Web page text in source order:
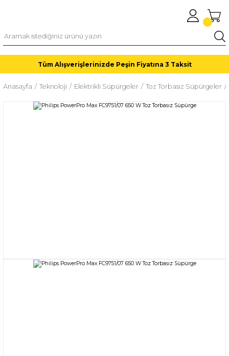
Tüm Alışverişlerinizde Peşin Fiyatına 3 Taksit
Anasayfa Teknoloji Elektrikli Süpürgeler Toz Torbasız Süpürgeler